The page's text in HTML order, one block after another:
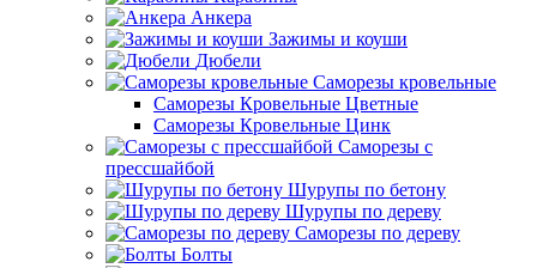
Анкера
Зажимы и коуши
Дюбели
Саморезы кровельные
Саморезы Кровельные Цветные
Саморезы Кровельные Цинк
Саморезы с
прессшайбой
Шурупы по бетону
Шурупы по дереву
Саморезы по дереву
Болты